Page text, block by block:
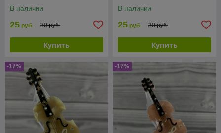
В наличии
25 руб. 30 руб.
Купить
В наличии
25 руб. 30 руб.
Купить
-17% -17%